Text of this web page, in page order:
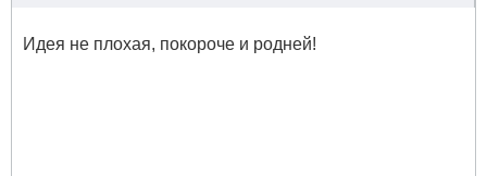
Идея не плохая, покороче и родней!